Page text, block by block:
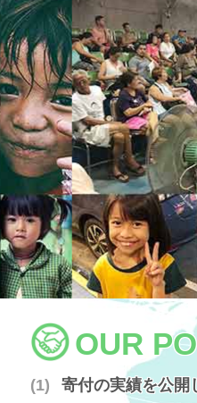
OUR
寄付の実績を公開